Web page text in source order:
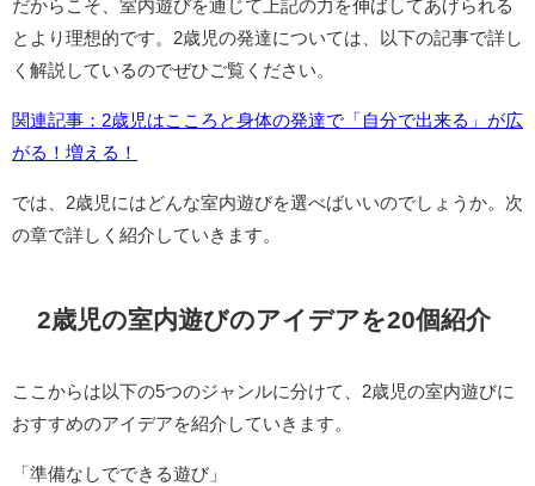
だからこそ、室内遊びを通じて上記の力を伸ばしてあげられる
とより理想的です。2歳児の発達については、以下の記事で詳し
く解説しているのでぜひご覧ください。
関連記事：2歳児はこころと身体の発達で「自分で出来る」が広
がる！増える！
では、2歳児にはどんな室内遊びを選べばいいのでしょうか。次
の章で詳しく紹介していきます。
2歳児の室内遊びのアイデアを20個紹介
ここからは以下の5つのジャンルに分けて、2歳児の室内遊びに
おすすめのアイデアを紹介していきます。
「準備なしでできる遊び」